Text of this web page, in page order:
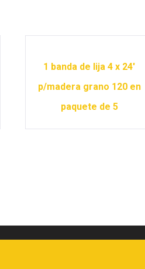
1 banda de lija 4 x 24′
p/madera grano 120 en
paquete de 5